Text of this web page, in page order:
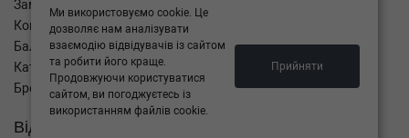
Замовлення
Кошик
Баланс
Каталог товарів
Бренди
Відправити запит
Ми використовуємо cookie. Це
дозволяє нам аналізувати
взаємодію відвідувачів із сайтом
та робити його краще.
Продовжуючи користуватися
сайтом, ви погоджуєтесь із
використанням файлів cookie.
Прийняти